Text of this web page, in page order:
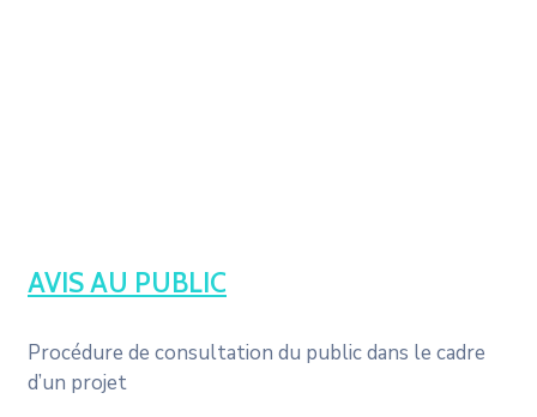
AVIS AU PUBLIC
Procédure de consultation du public dans le cadre
d’un projet